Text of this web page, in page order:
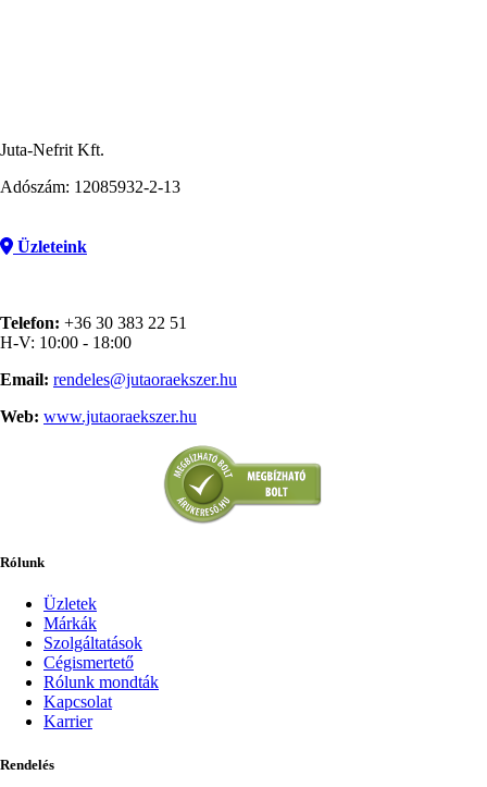
Juta-Nefrit Kft.
Adószám: 12085932-2-13
Üzleteink
Telefon: +36 30 383 22 51
H-V: 10:00 - 18:00
Email: rendeles@jutaoraekszer.hu
Web: www.jutaoraekszer.hu
Rólunk
Üzletek
Márkák
Szolgáltatások
Cégismertető
Rólunk mondták
Kapcsolat
Karrier
Rendelés